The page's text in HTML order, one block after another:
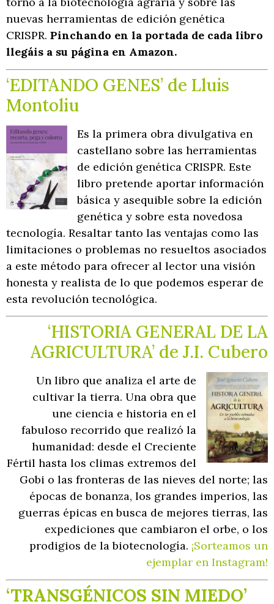
nuevas herramientas de edición genética
CRISPR. Pinchando en la portada de cada libro
llegáis a su página en Amazon.
‘EDITANDO GENES’ de Lluis
Montoliu
Es la primera obra divulgativa en
castellano sobre las herramientas
de edición genética CRISPR. Este
libro pretende aportar información
básica y asequible sobre la edición
genética y sobre esta novedosa
tecnología. Resaltar tanto las ventajas como las
limitaciones o problemas no resueltos asociados
a este método para ofrecer al lector una visión
honesta y realista de lo que podemos esperar de
esta revolución tecnológica.
‘HISTORIA GENERAL DE LA
AGRICULTURA’ de J.I. Cubero
Un libro que analiza el arte de
cultivar la tierra. Una obra que
une ciencia e historia en el
fabuloso recorrido que realizó la
humanidad: desde el Creciente
Fértil hasta los climas extremos del
Gobi o las fronteras de las nieves del norte; las
épocas de bonanza, los grandes imperios, las
guerras épicas en busca de mejores tierras, las
expediciones que cambiaron el orbe, o los
prodigios de la biotecnología. ¡Sorteamos un
ejemplar en Instagram!
‘TRANSGÉNICOS SIN MIEDO’